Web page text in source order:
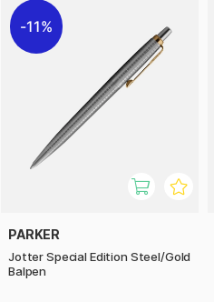
11%
PARKER
Jotter Special Edition Steel/Gold
Balpen